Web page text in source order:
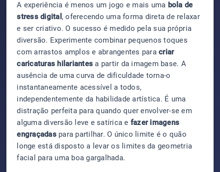
A experiência é menos um jogo e mais uma bola de
stress digital , oferecendo uma forma direta de relaxar
e ser criativo. O sucesso é medido pela sua própria
diversão. Experimente combinar pequenos toques
com arrastos amplos e abrangentes paracriar
caricaturas hilariantes a partir da imagem base. A
ausência de uma curva de dificuldade torna-o
instantaneamente acessível a todos,
independentemente da habilidade artística. É uma
distração perfeita para quando quer envolver-se em
alguma diversão leve e satírica e fazer imagens
engraçadaspara partilhar. O único limite é o quão
longe está disposto a levar os limites da geometria
facial para uma boa gargalhada.